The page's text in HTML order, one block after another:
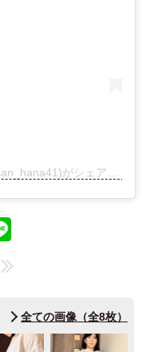
全ての画像（全8枚）